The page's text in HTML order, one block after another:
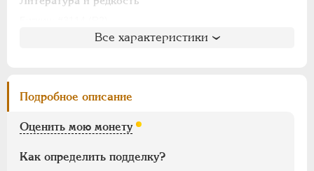
: не вошла в описание
Семёнов: 203-20800
ГМ
Брекке: 243 (черта, 75$)
Все характеристики
Подробное описание
Оценить мою монету
Как определить подделку?
1855-1881
ВРЕМЕННОЕ ПРАВ. 1917-1918